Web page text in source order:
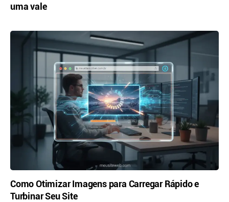
uma vale
Como Otimizar Imagens para Carregar Rápido e
Turbinar Seu Site